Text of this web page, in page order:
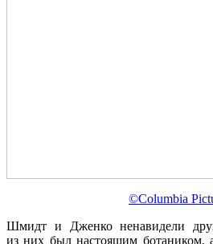
©Columbia
Шмидт и Дженко ненавидели
из них был настоящим